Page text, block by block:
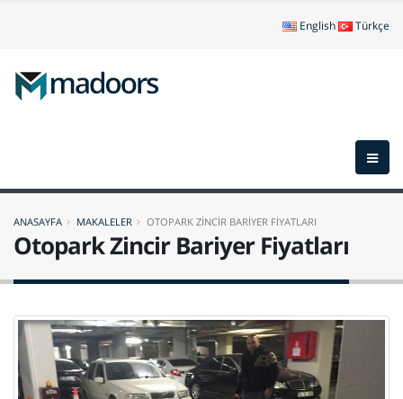
English Türkçe
ANASAYFA MAKALELER OTOPARK ZİNCİR BARİYER FİYATLARI
Otopark Zincir Bariyer Fiyatları